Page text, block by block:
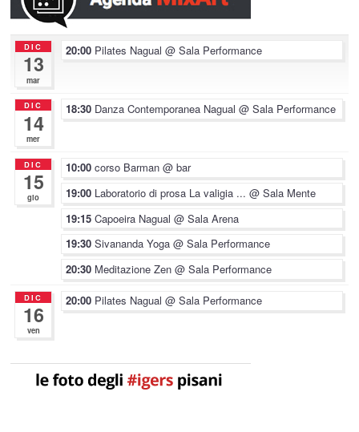
DIC
13
mar
20:00 Pilates Nagual@ Sala Performance
DIC
14
mer
18:30 Danza Contemporanea Nagual@ Sala Performance
DIC
15
gio
10:00corso Barman@ bar
19:00 Laboratorio di prosa La valigia ...@ Sala Mente
19:15Capoeira Nagual@ Sala Arena
19:30Sivananda Yoga@ Sala Performance
20:30 Meditazione Zen@ Sala Performance
DIC
16
ven
20:00 Pilates Nagual@ Sala Performance